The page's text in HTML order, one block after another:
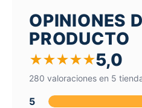
OPINIONES
PRODUCTO
★★★★★5,0
280 valoraciones en 5
5